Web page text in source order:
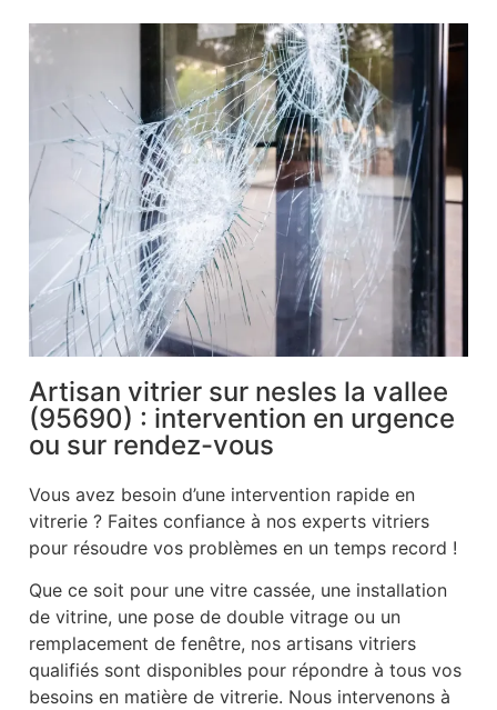
Artisan vitrier sur nesles la vallee
(95690) : intervention en urgence
ou sur rendez-vous
Vous avez besoin d’une intervention rapide en
vitrerie ? Faites confiance à nos experts vitriers
pour résoudre vos problèmes en un temps record !
Que ce soit pour une vitre cassée, une installation
de vitrine, une pose de double vitrage ou un
remplacement de fenêtre, nos artisans vitriers
qualifiés sont disponibles pour répondre à tous vos
besoins en matière de vitrerie. Nous intervenons à